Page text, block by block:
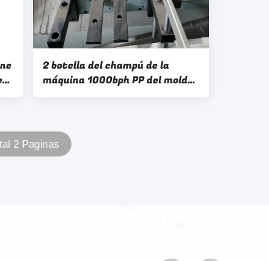
2 botella del champú de la
máquina 1000bph PP del moldeo
por insuflación de aire
2 Paginas